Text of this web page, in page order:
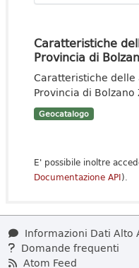
Caratteristiche
Provincia di
Caratteristiche
Provincia di
Geocatalogo
E' possibile inoltre
Documentazione API).
Informazioni Dati Alto
Domande frequenti
Atom Feed